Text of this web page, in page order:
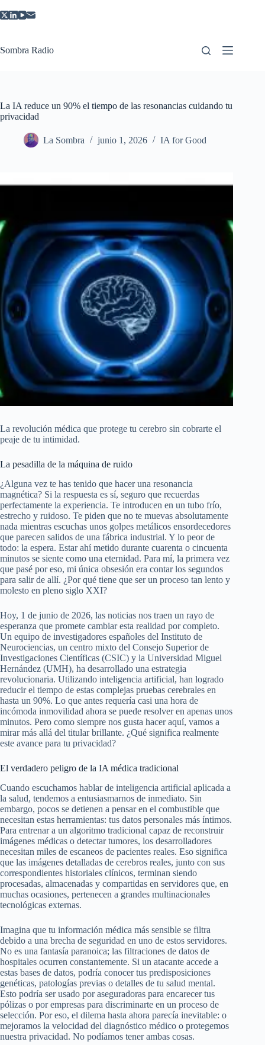
al
Sombra Radio
La IA reduce un 90% el tiempo de las resonancias cuidando tu
privacidad
La Sombra junio 1, 2026 IA for Good
La revolución médica que protege tu cerebro sin cobrarte el
peaje de tu intimidad.
La pesadilla de la máquina de ruido
¿Alguna vez te has tenido que hacer una resonancia
magnética? Si la respuesta es sí, seguro que recuerdas
perfectamente la experiencia. Te introducen en un tubo frío,
estrecho y ruidoso. Te piden que no te muevas absolutamente
nada mientras escuchas unos golpes metálicos ensordecedores
que parecen salidos de una fábrica industrial. Y lo peor de
todo: la espera. Estar ahí metido durante cuarenta o cincuenta
minutos se siente como una eternidad. Para mí, la primera vez
que pasé por eso, mi única obsesión era contar los segundos
para salir de allí. ¿Por qué tiene que ser un proceso tan lento y
molesto en pleno siglo XXI?
Hoy, 1 de junio de 2026, las noticias nos traen un rayo de
esperanza que promete cambiar esta realidad por completo.
Un equipo de investigadores españoles del Instituto de
Neurociencias, un centro mixto del Consejo Superior de
Investigaciones Científicas (CSIC) y la Universidad Miguel
Hernández (UMH), ha desarrollado una estrategia
revolucionaria. Utilizando inteligencia artificial, han logrado
reducir el tiempo de estas complejas pruebas cerebrales en
hasta un 90%. Lo que antes requería casi una hora de
incómoda inmovilidad ahora se puede resolver en apenas unos
minutos. Pero como siempre nos gusta hacer aquí, vamos a
mirar más allá del titular brillante. ¿Qué significa realmente
este avance para tu privacidad?
El verdadero peligro de la IA médica tradicional
Cuando escuchamos hablar de inteligencia artificial aplicada a
la salud, tendemos a entusiasmarnos de inmediato. Sin
embargo, pocos se detienen a pensar en el combustible que
necesitan estas herramientas: tus datos personales más íntimos.
Para entrenar a un algoritmo tradicional capaz de reconstruir
imágenes médicas o detectar tumores, los desarrolladores
necesitan miles de escaneos de pacientes reales. Eso significa
que las imágenes detalladas de cerebros reales, junto con sus
correspondientes historiales clínicos, terminan siendo
procesadas, almacenadas y compartidas en servidores que, en
muchas ocasiones, pertenecen a grandes multinacionales
tecnológicas externas.
Imagina que tu información médica más sensible se filtra
debido a una brecha de seguridad en uno de estos servidores.
No es una fantasía paranoica; las filtraciones de datos de
hospitales ocurren constantemente. Si un atacante accede a
estas bases de datos, podría conocer tus predisposiciones
genéticas, patologías previas o detalles de tu salud mental.
Esto podría ser usado por aseguradoras para encarecer tus
pólizas o por empresas para discriminarte en un proceso de
selección. Por eso, el dilema hasta ahora parecía inevitable: o
mejoramos la velocidad del diagnóstico médico o protegemos
nuestra privacidad. No podíamos tener ambas cosas.